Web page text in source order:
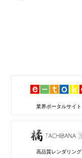
業界ポータルサイト
高品質レンダリング